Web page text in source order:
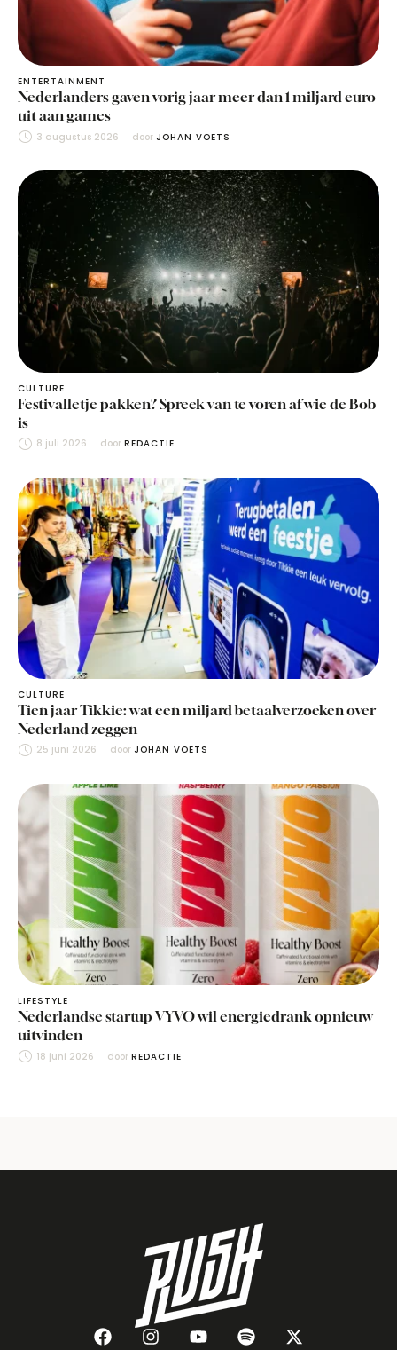
ENTERTAINMENT
Nederlanders gaven vorig jaar meer dan 1 miljard euro
uit aan games
3 augustus 2026 door JOHAN VOETS
CULTURE
Festivalletje pakken? Spreek van te voren af wie de Bob
is
8 juli 2026 door REDACTIE
CULTURE
Tien jaar Tikkie: wat een miljard betaalverzoeken over
Nederland zeggen
25 juni 2026 door JOHAN VOETS
LIFESTYLE
Nederlandse startup VYVO wil energiedrank opnieuw
uitvinden
18 juni 2026 door REDACTIE